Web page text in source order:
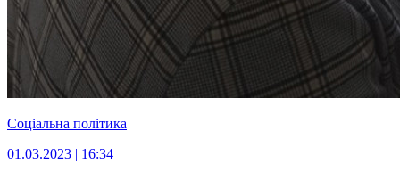
Соціальна політика
01.03.2023 | 16:34